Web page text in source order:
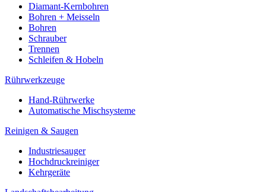
Diamant-Kernbohren
Bohren + Meisseln
Bohren
Schrauber
Trennen
Schleifen & Hobeln
Rührwerkzeuge
Hand-Rührwerke
Automatische Mischsysteme
Reinigen & Saugen
Industriesauger
Hochdruckreiniger
Kehrgeräte